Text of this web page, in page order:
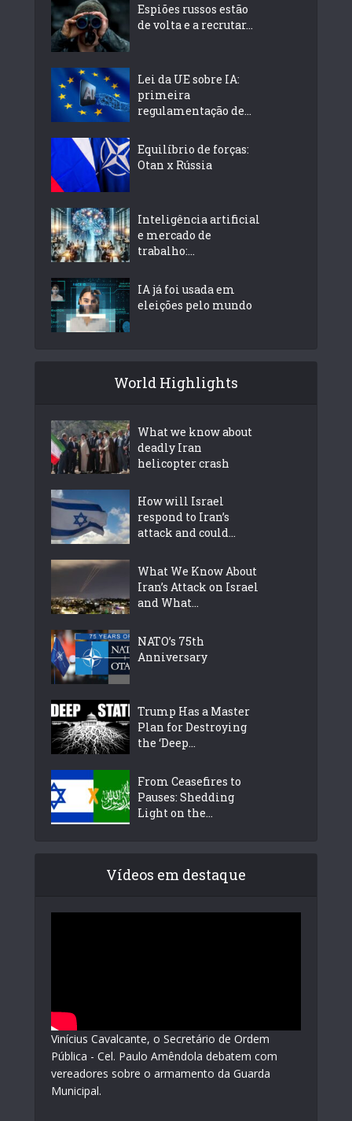
Espiões russos estão
de volta e a recrutar...
Lei da UE sobre IA:
primeira
regulamentação de...
Equilíbrio de forças:
Otan x Rússia
Inteligência artificial
e mercado de
trabalho:...
IA já foi usada em
eleições pelo mundo
World Highlights
What we know about
deadly Iran
helicopter crash
How will Israel
respond to Iran’s
attack and could...
What We Know About
Iran’s Attack on Israel
and What...
NATO’s 75th
Anniversary
Trump Has a Master
Plan for Destroying
the ‘Deep...
From Ceasefires to
Pauses: Shedding
Light on the...
Vídeos em destaque
Vinícius Cavalcante, o Secretário de Ordem
Pública - Cel. Paulo Amêndola debatem com
vereadores sobre o armamento da Guarda
Municipal.